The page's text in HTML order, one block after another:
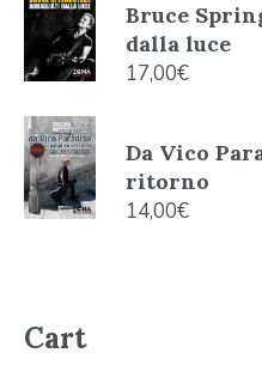
Bruce
dalla luce
17,00€
Da Vico
ritorno
14,00€
Cart